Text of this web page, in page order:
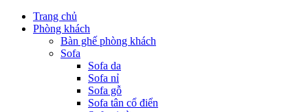
Trang chủ
Phòng khách
Bàn ghế phòng khách
Sofa
Sofa da
Sofa nỉ
Sofa gỗ
Sofa tân cổ điển